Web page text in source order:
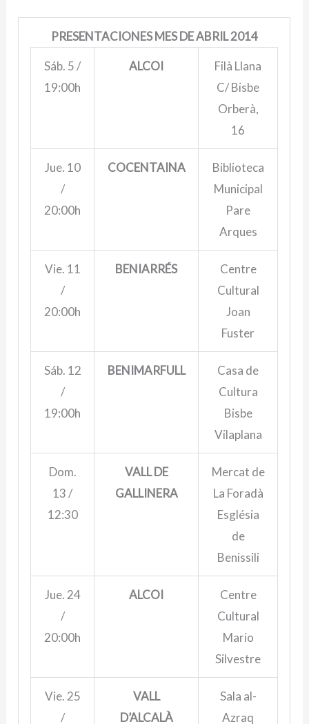
PRESENTACIONES MES DE ABRIL 2014
Sáb. 5 /
19:00h
ALCOI
Filà Llana
C/ Bisbe
Orberà,
16
Jue. 10
/
20:00h
COCENTAINA
Biblioteca
Municipal
Pare
Arques
Vie. 11
/
20:00h
BENIARRÉS
Centre
Cultural
Joan
Fuster
Sáb. 12
/
19:00h
BENIMARFULL
Casa de
Cultura
Bisbe
Vilaplana
Dom.
13 /
12:30
VALL DE
GALLINERA
Mercat de
La Foradà
Església
de
Benissili
Jue. 24
/
20:00h
ALCOI
Centre
Cultural
Mario
Silvestre
Vie. 25
/
VALL
D’ALCALÀ
Sala al-
Azraq